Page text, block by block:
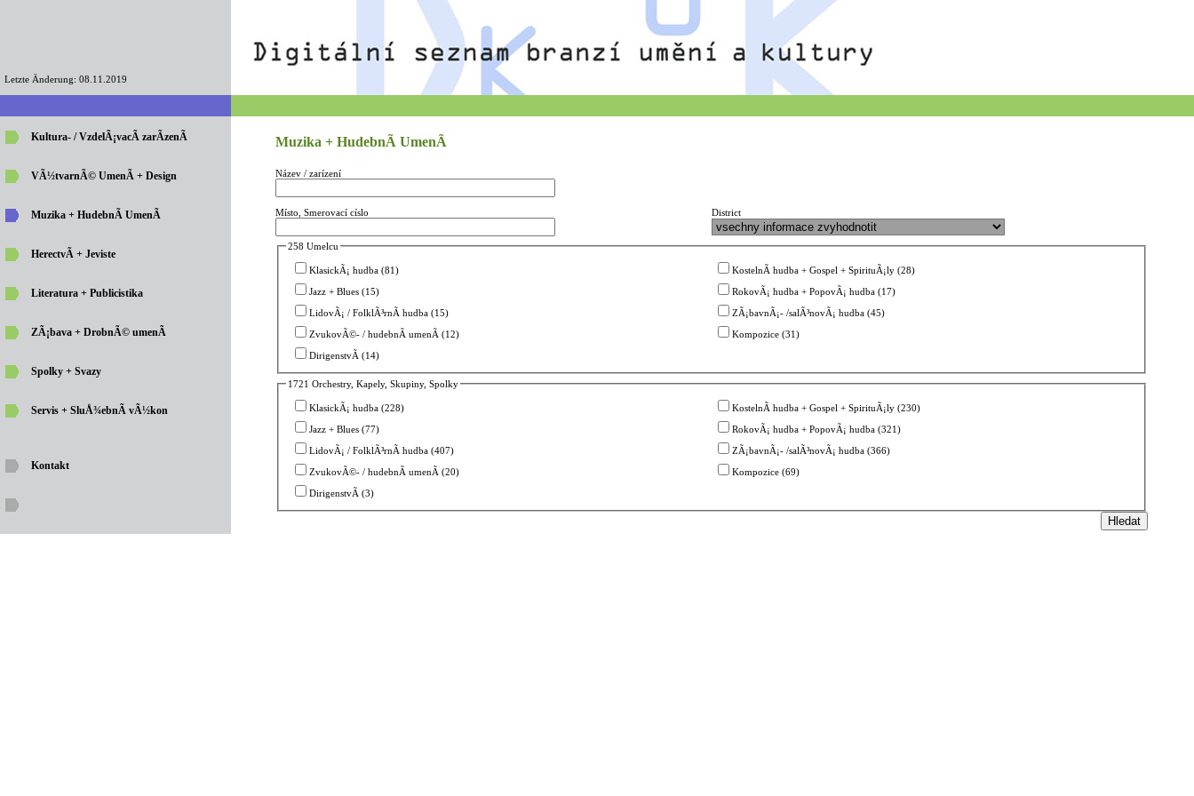
Letzte Änderung: 08.11.2019
Kultura- / VzdelÃ¡vacÃ­ zarÃ­zenÃ­
VÃ½tvarnÃ© UmenÃ­ + Design
Muzika + HudebnÃ­ UmenÃ­
HerectvÃ­ + Jeviste
Literatura + Publicistika
ZÃ¡bava + DrobnÃ© umenÃ­
Spolky + Svazy
Servis + SluÅ¾ebnÃ­ vÃ½kon
Kontakt
Muzika + HudebnÃ­ UmenÃ­
Název / zarízení
Místo, Smerovací císlo District
258 Umelcu
KlasickÃ¡ hudba (81)
KostelnÃ­ hudba + Gospel + SpirituÃ¡ly (28)
Jazz + Blues (15)
RokovÃ¡ hudba + PopovÃ¡ hudba (17)
LidovÃ¡ / FolklÃ³rnÃ­ hudba (15)
ZÃ¡bavnÃ¡- /salÃ³novÃ¡ hudba (45)
ZvukovÃ©- / hudebnÃ­ umenÃ­ (12)
Kompozice (31)
DirigenstvÃ­ (14)
1721 Orchestry, Kapely, Skupiny, Spolky
KlasickÃ¡ hudba (228)
KostelnÃ­ hudba + Gospel + SpirituÃ¡ly (230)
Jazz + Blues (77)
RokovÃ¡ hudba + PopovÃ¡ hudba (321)
LidovÃ¡ / FolklÃ³rnÃ­ hudba (407)
ZÃ¡bavnÃ¡- /salÃ³novÃ¡ hudba (366)
ZvukovÃ©- / hudebnÃ­ umenÃ­ (20)
Kompozice (69)
DirigenstvÃ­ (3)